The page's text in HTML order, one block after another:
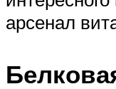
арсенал